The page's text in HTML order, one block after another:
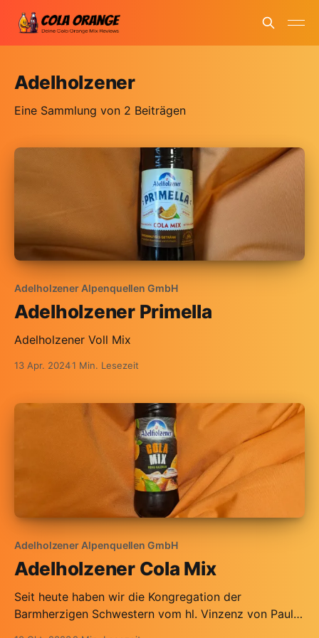
Adelholzener
Eine Sammlung von 2 Beiträgen
Adelholzener Alpenquellen GmbH
Adelholzener Primella
Adelholzener Voll Mix
13 Apr. 20241 Min. Lesezeit
Adelholzener Alpenquellen GmbH
Adelholzener Cola Mix
Seit heute haben wir die Kongregation der
Barmherzigen Schwestern vom hl. Vinzenz von Paul